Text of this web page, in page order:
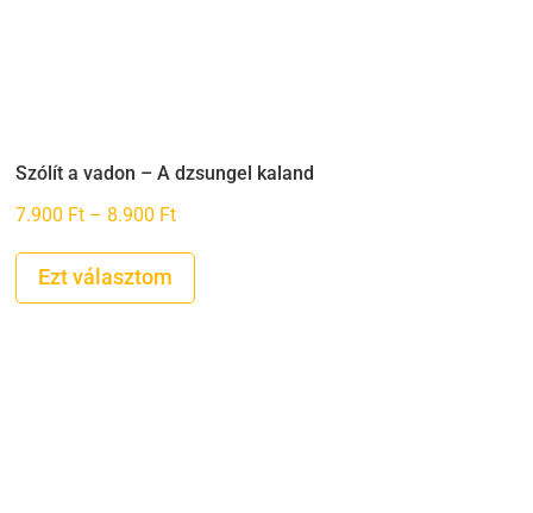
Szólít a vadon – A dzsungel kaland
7.900 Ft – 8.900 FtÁrtartomány:
8.900 Ft
Ezt választom